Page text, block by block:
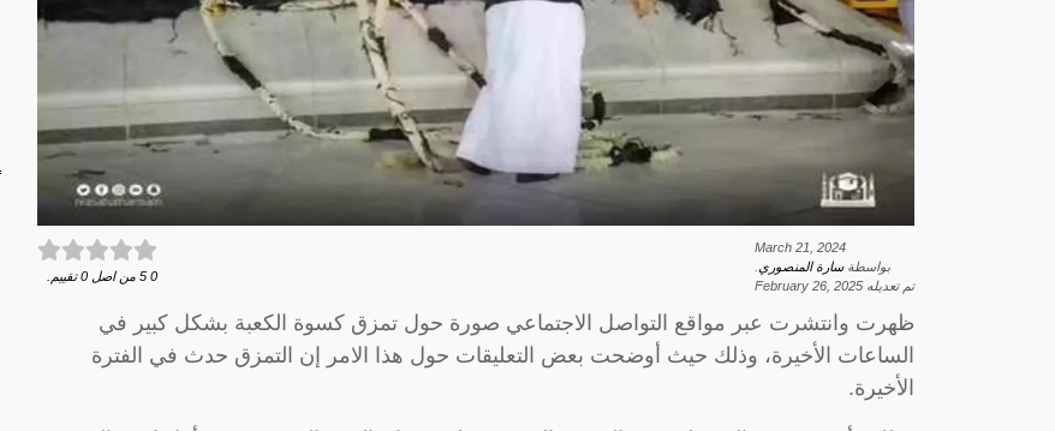
March 21, 2024
بواسطةسارة المنصوري
تم تعديله February 26, 2025
0
5 من اصل 0 تقييم.
ظهرت وانتشرت عبر مواقع التواصل الاجتماعي صورة حول تمزق كسوة الكعبة بشكل كبير في
الساعات الأخيرة، وذلك حيث أوضحت بعض التعليقات حول هذا الامر إن التمزق حدث في الفترة
الأخيرة.